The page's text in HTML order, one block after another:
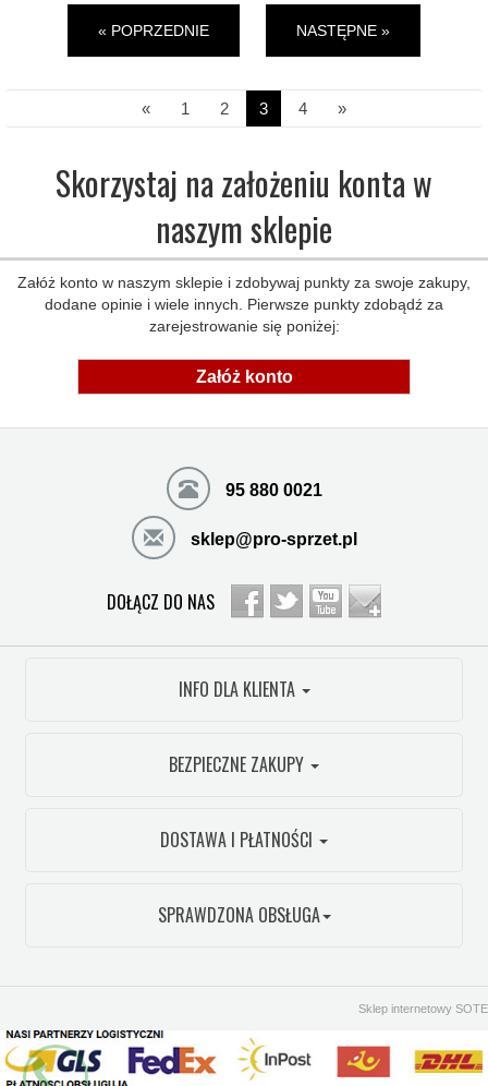
« POPRZEDNIE NASTĘPNE »
« 1 2 3 4 »
Skorzystaj na założeniu konta w
naszym sklepie
Załóż konto w naszym sklepie i zdobywaj punkty za swoje zakupy,
dodane opinie i wiele innych. Pierwsze punkty zdobądź za
zarejestrowanie się poniżej:
Załóż konto
95 880 0021
sklep@pro-sprzet.pl
DOŁĄCZ DO NAS
INFO DLA KLIENTA
BEZPIECZNE ZAKUPY
DOSTAWA I PŁATNOŚCI
SPRAWDZONA OBSŁUGA
Sklep internetowy SOTE